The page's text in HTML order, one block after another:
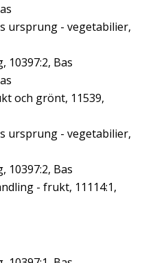
ursprung - vegetabilier,
10397:2, Bas
och grönt, 11539,
ursprung - vegetabilier,
10397:2, Bas
- frukt, 11114:1,